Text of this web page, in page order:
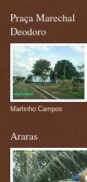
Praça Marechal
Deodoro
Martinho Campos
Araras